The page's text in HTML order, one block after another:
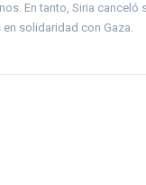
En tanto, Siria canceló
solidaridad con Gaza.